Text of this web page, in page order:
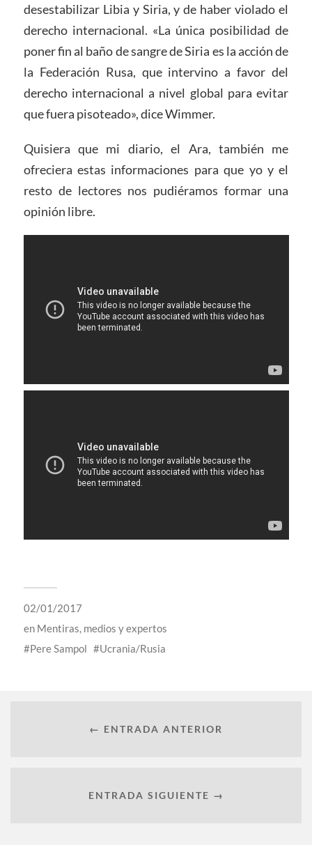
desestabilizar Libia y Siria, y de haber violado el
derecho internacional. «La única posibilidad de
poner fin al baño de sangre de Siria es la acción de
la Federación Rusa, que intervino a favor del
derecho internacional a nivel global para evitar
que fuera pisoteado», dice Wimmer.
Quisiera que mi diario, el Ara, también me
ofreciera estas informaciones para que yo y el
resto de lectores nos pudiéramos formar una
opinión libre.
02/01/2017
en Mentiras, medios y expertos
Pere Sampol
Ucrania/Rusia
← ENTRADA ANTERIOR
ENTRADA SIGUIENTE →